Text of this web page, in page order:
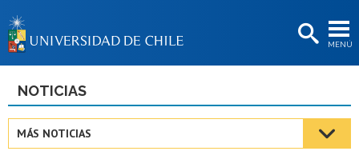
MENÚ
BIBLIOTECAS
Estudiantes
NOTICIAS
MÁS NOTICIAS